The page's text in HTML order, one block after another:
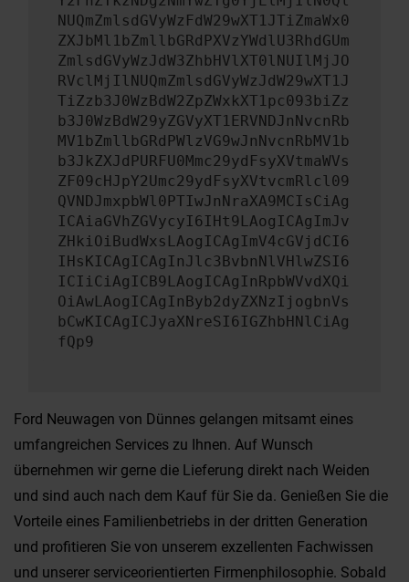
NUQmZmlsdGVyWzFdW29wXT1JTiZmaWx0
ZXJbMl1bZmllbGRdPXVzYWdlU3RhdGUm
ZmlsdGVyWzJdW3ZhbHVlXT0lNUIlMjJO
RVclMjIlNUQmZmlsdGVyWzJdW29wXT1J
TiZzb3J0WzBdW2ZpZWxkXT1pc093biZz
b3J0WzBdW29yZGVyXT1ERVNDJnNvcnRb
MV1bZmllbGRdPWlzVG9wJnNvcnRbMV1b
b3JkZXJdPURFU0Mmc29ydFsyXVtmaWVs
ZF09cHJpY2Umc29ydFsyXVtvcmRlcl09
QVNDJmxpbWl0PTIwJnNraXA9MCIsCiAg
ICAiaGVhZGVycyI6IHt9LAogICAgImJv
ZHkiOiBudWxsLAogICAgImV4cGVjdCI6
IHsKICAgICAgInJlc3BvbnNlVHlwZSI6
ICIiCiAgICB9LAogICAgInRpbWVvdXQi
OiAwLAogICAgInByb2dyZXNzIjogbnVs
bCwKICAgICJyaXNreSI6IGZhbHNlCiAg
fQp9
Ford Neuwagen von Dünnes gelangen mitsamt eines
umfangreichen Services zu Ihnen. Auf Wunsch
übernehmen wir gerne die Lieferung direkt nach Weiden
und sind auch nach dem Kauf für Sie da. Genießen Sie die
Vorteile eines Familienbetriebs in der dritten Generation
und profitieren Sie von unserem exzellenten Fachwissen
und unserer serviceorientierten Firmenphilosophie. Sobald